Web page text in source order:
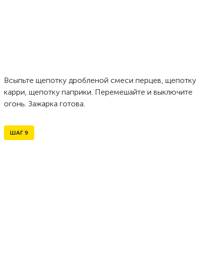
Всыпьте щепотку дробленой смеси перцев, щепотку
карри, щепотку паприки. Перемешайте и выключите
огонь. Зажарка готова.
ШАГ 9